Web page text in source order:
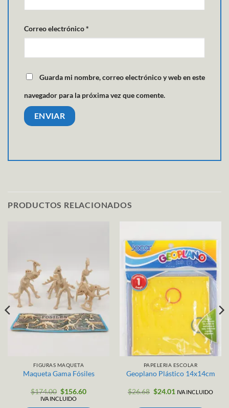
Correo electrónico*
Guarda mi nombre, correo electrónico y web en este
navegador para la próxima vez que comente.
PRODUCTOS RELACIONADOS
FIGURAS MAQUETA
Maqueta Gama Fósiles
$174.00 El
precio
$156.60El
IVA INCLUIDO
PAPELERIA ESCOLAR
Geoplano Plástico 14x14cm
$26.68 El
$24.01 El
IVA INCLUIDO